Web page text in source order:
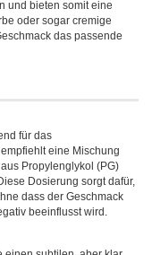
und bieten somit eine
oder sogar cremige
das passende
für das
eine Mischung
Propylenglykol (PG)
Dosierung sorgt dafür,
dass der Geschmack
beeinflusst wird.